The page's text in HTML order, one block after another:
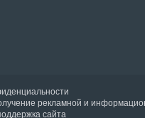
рекламной и
сайта